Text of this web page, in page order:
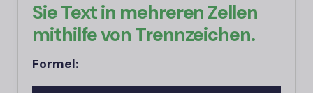
Sie Text in mehreren Zellen
mithilfe von Trennzeichen.
Formel: